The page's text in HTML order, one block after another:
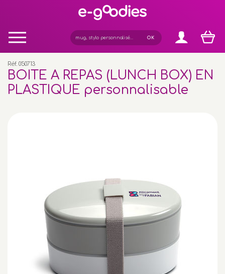
Réf. 050713
BOITE A REPAS (LUNCH BOX) EN
PLASTIQUE personnalisable